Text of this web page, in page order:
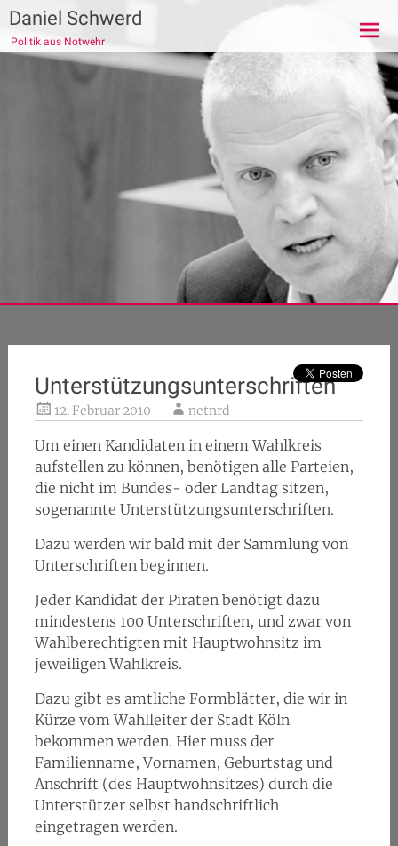
Zum
Inhalt
springen
Daniel Schwerd
Politik aus Notwehr
Unterstützungsunterschriften
12. Februar 2010 netnrd
Um einen Kandidaten in einem Wahlkreis
aufstellen zu können, benötigen alle Parteien,
die nicht im Bundes- oder Landtag sitzen,
sogenannte Unterstützungsunterschriften.
Dazu werden wir bald mit der Sammlung von
Unterschriften beginnen.
Jeder Kandidat der Piraten benötigt dazu
mindestens 100 Unterschriften, und zwar von
Wahlberechtigten mit Hauptwohnsitz im
jeweiligen Wahlkreis.
Dazu gibt es amtliche Formblätter, die wir in
Kürze vom Wahlleiter der Stadt Köln
bekommen werden. Hier muss der
Familienname, Vornamen, Geburtstag und
Anschrift (des Hauptwohnsitzes) durch die
Unterstützer selbst handschriftlich
eingetragen werden.